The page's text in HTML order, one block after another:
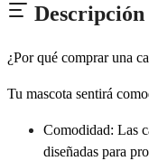
¿Por qué comprar una
Tu mascota sentirá
Comodidad: Las
diseñadas para